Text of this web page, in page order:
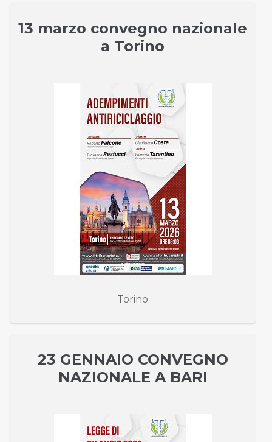
13 marzo convegno nazionale
a Torino
Torino
23 GENNAIO CONVEGNO
NAZIONALE A BARI